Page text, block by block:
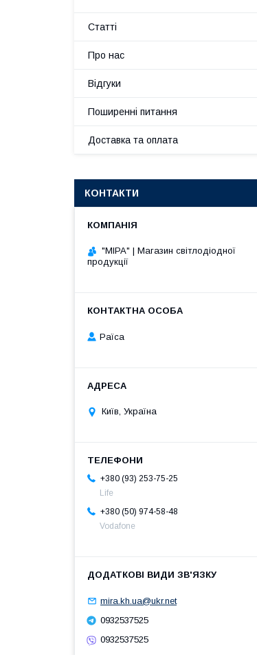
Статті
Про нас
Відгуки
Поширенні питання
Доставка та оплата
КОНТАКТИ
"МІРА" | Магазин світлодіодної
продукції
Раїса
Київ, Україна
+380 (93) 253-75-25
Life
+380 (50) 974-58-48
Vodafone
mira.kh.ua@ukr.net
0932537525
0932537525